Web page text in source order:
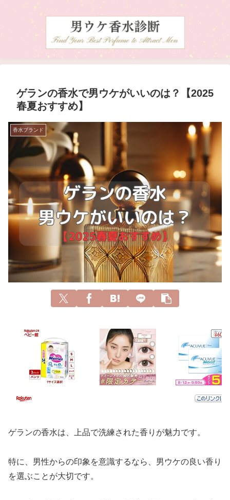
ゲランの香水で男ウケがいいのは？【2025
春夏おすすめ】
香水ブランド
ゲランの香水は、上品で洗練された香りが魅力です。
特に、男性からの印象を意識するなら、男ウケの良い香り
を選ぶことが大切です。